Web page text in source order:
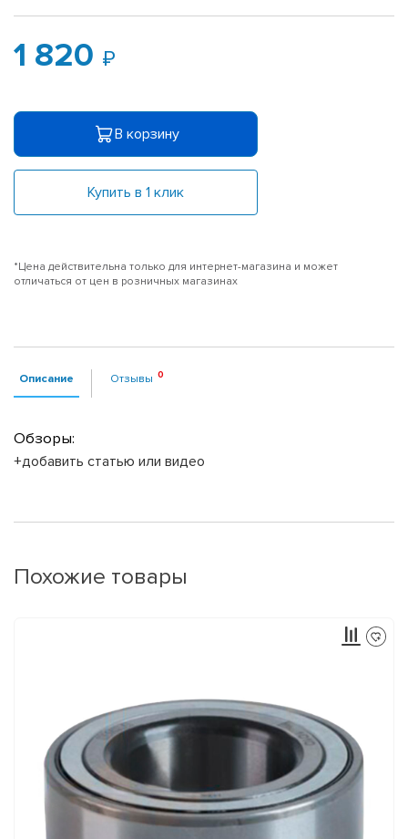
1 820
В корзину
Купить в 1 клик
*Цена действительна только для интернет-магазина и может
отличаться от цен в розничных магазинах
Описание Отзывы
Обзоры:
+добавить статью или видео
Похожие товары